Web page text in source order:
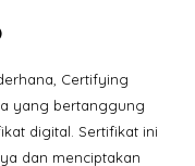
Certifying
yang bertanggung
digital. Sertifikat ini
dan menciptakan